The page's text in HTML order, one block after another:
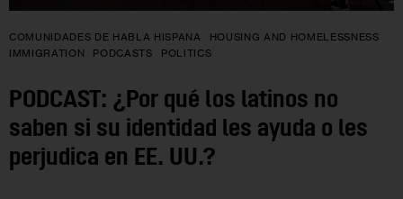
COMUNIDADES DE HABLA HISPANA
HOUSING AND HOMELESSNESS
IMMIGRATION
PODCASTS POLITICS
PODCAST: ¿Por qué los latinos no
saben si su identidad les ayuda o les
perjudica en EE. UU.?